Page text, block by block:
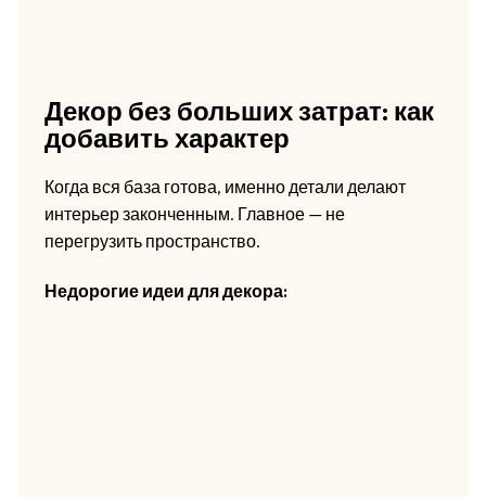
Декор без больших затрат: как
добавить характер
Когда вся база готова, именно детали делают
интерьер законченным. Главное — не
перегрузить пространство.
Недорогие идеи для декора: